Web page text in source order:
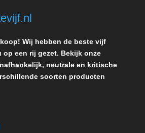
Wij hebben de beste vijf
een rij gezet. Bekijk onze
neutrale en kritische
soorten producten